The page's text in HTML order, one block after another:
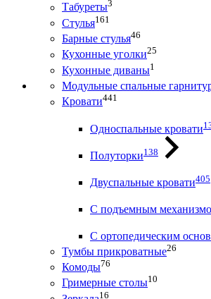
Табуреты3
Стулья161
Барные стулья46
Кухонные уголки25
Кухонные диваны1
Модульные спальные
Кровати441
Односпальные кровати
Полуторки138
Двуспальные кровати405
С подъемным
С ортопедическим
Тумбы прикроватные26
Комоды76
Гримерные столы10
16